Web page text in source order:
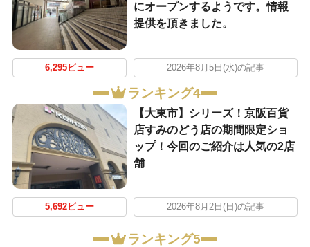
にオープンするようです。情報
提供を頂きました。
6,295ビュー 2026年8月5日(水)の記事
ランキング4
【大東市】シリーズ！京阪百貨
店すみのどう店の期間限定ショ
ップ！今回のご紹介は人気の2店
舗
5,692ビュー 2026年8月2日(日)の記事
ランキング5